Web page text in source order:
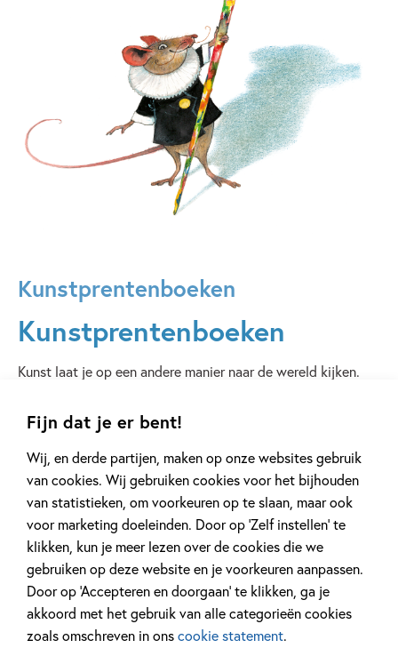
Fijn dat je er bent!
Wij, en derde partijen, maken op onze websites gebruik
van cookies. Wij gebruiken cookies voor het bijhouden
van statistieken, om voorkeuren op te slaan, maar ook
voor marketing doeleinden. Door op ‘Zelf instellen’ te
klikken, kun je meer lezen over de cookies die we
gebruiken op deze website en je voorkeuren aanpassen.
Door op ‘Accepteren en doorgaan’ te klikken, ga je
akkoord met het gebruik van alle categorieën cookies
zoals omschreven in onscookie statement.
Kunstprentenboeken
Kunstprentenboeken
Kunst laat je op een andere manier naar de wereld kijken.
boeken laten je de mooiste dingen ontdekken. Hoe een arm
weesmeisje de meest beroemde modeontwerpster ter
wereld werd… Hoe je het geluid van een trein zichtbaar
kunt maken… Hoe een muis door de tijd reist en Rembrandt
leert kennen… Hoe je een schilderij maakt voor je moeder
tussen de sterren… Reis door Hollandse landschappen en
de raadselachtige wereld vol gezichtsbedrog van Escher…
Geniet van kleur in de tuin van Monet en ga mee op
avontuur in de fantastische wereld van Jeroen Bosch…
Lees de gekste weetjes over kleuren en laat je aanspoelen
op een eiland… Breng midden in de oorlog sinaasappels